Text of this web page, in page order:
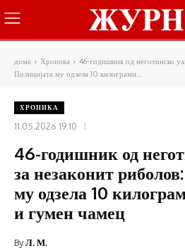
дома Хроника
46-годишник од неготинско
Полицијата му одзела 10 килограми...
ХРОНИКА
11.05.2026 19:10
46-годишник од
за незаконит
му одзела 10
и гумен чамец
ByЛ. М.